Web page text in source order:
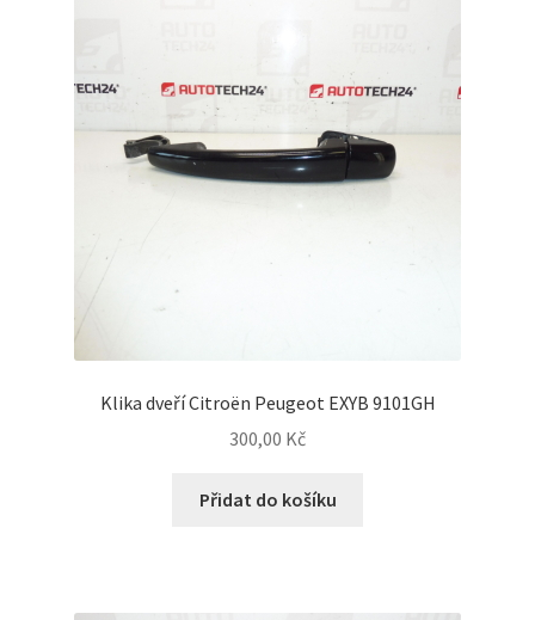
Klika dveří Citroën Peugeot EXYB 9101GH
300,00 Kč
Přidat do košíku